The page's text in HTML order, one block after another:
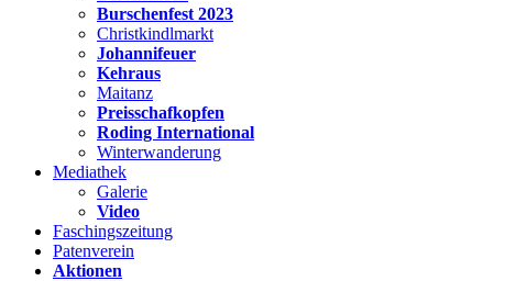
Burschenfest 2023
Christkindlmarkt
Johannifeuer
Kehraus
Maitanz
Preisschafkopfen
Roding International
Winterwanderung
Mediathek
Galerie
Video
Faschingszeitung
Patenverein
Aktionen